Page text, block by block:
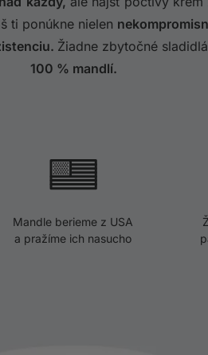
ti ponúkne nielen
Žiadne zbytočné
100 % mandlí.
Mandle berieme z USA
a pražíme ich nasucho